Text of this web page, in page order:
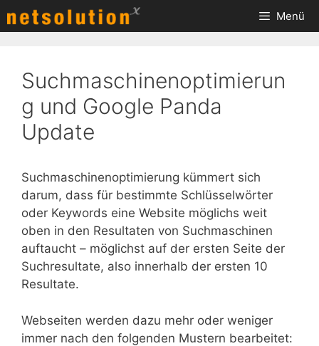
Inhalt
Menü
Suchmaschinenoptimierun
g und Google Panda
Update
Suchmaschinenoptimierung kümmert sich
darum, dass für bestimmte Schlüsselwörter
oder Keywords eine Website möglichs weit
oben in den Resultaten von Suchmaschinen
auftaucht – möglichst auf der ersten Seite der
Suchresultate, also innerhalb der ersten 10
Resultate.
Webseiten werden dazu mehr oder weniger
immer nach den folgenden Mustern bearbeitet: